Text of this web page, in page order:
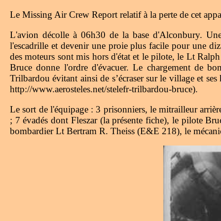
Le Missing Air Crew Report relatif à la perte de cet
L'avion décolle à 06h30 de la base d'Alconbury.
l'escadrille et devenir une proie plus facile pour une
des moteurs sont mis hors d'état et le pilote, le Lt
Bruce donne l'ordre d'évacuer. Le chargement de
Trilbardou évitant ainsi de s’écraser sur le village et
http://www.aerosteles.net/stelefr-trilbardou-bruce).
Le sort de l'équipage : 3 prisonniers, le mitrailleur
; 7 évadés dont Fleszar (la présente fiche), le pilote
bombardier Lt Bertram R. Theiss (E&E 218), le